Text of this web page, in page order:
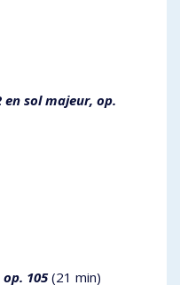
sol majeur, op.
105 (21 min)